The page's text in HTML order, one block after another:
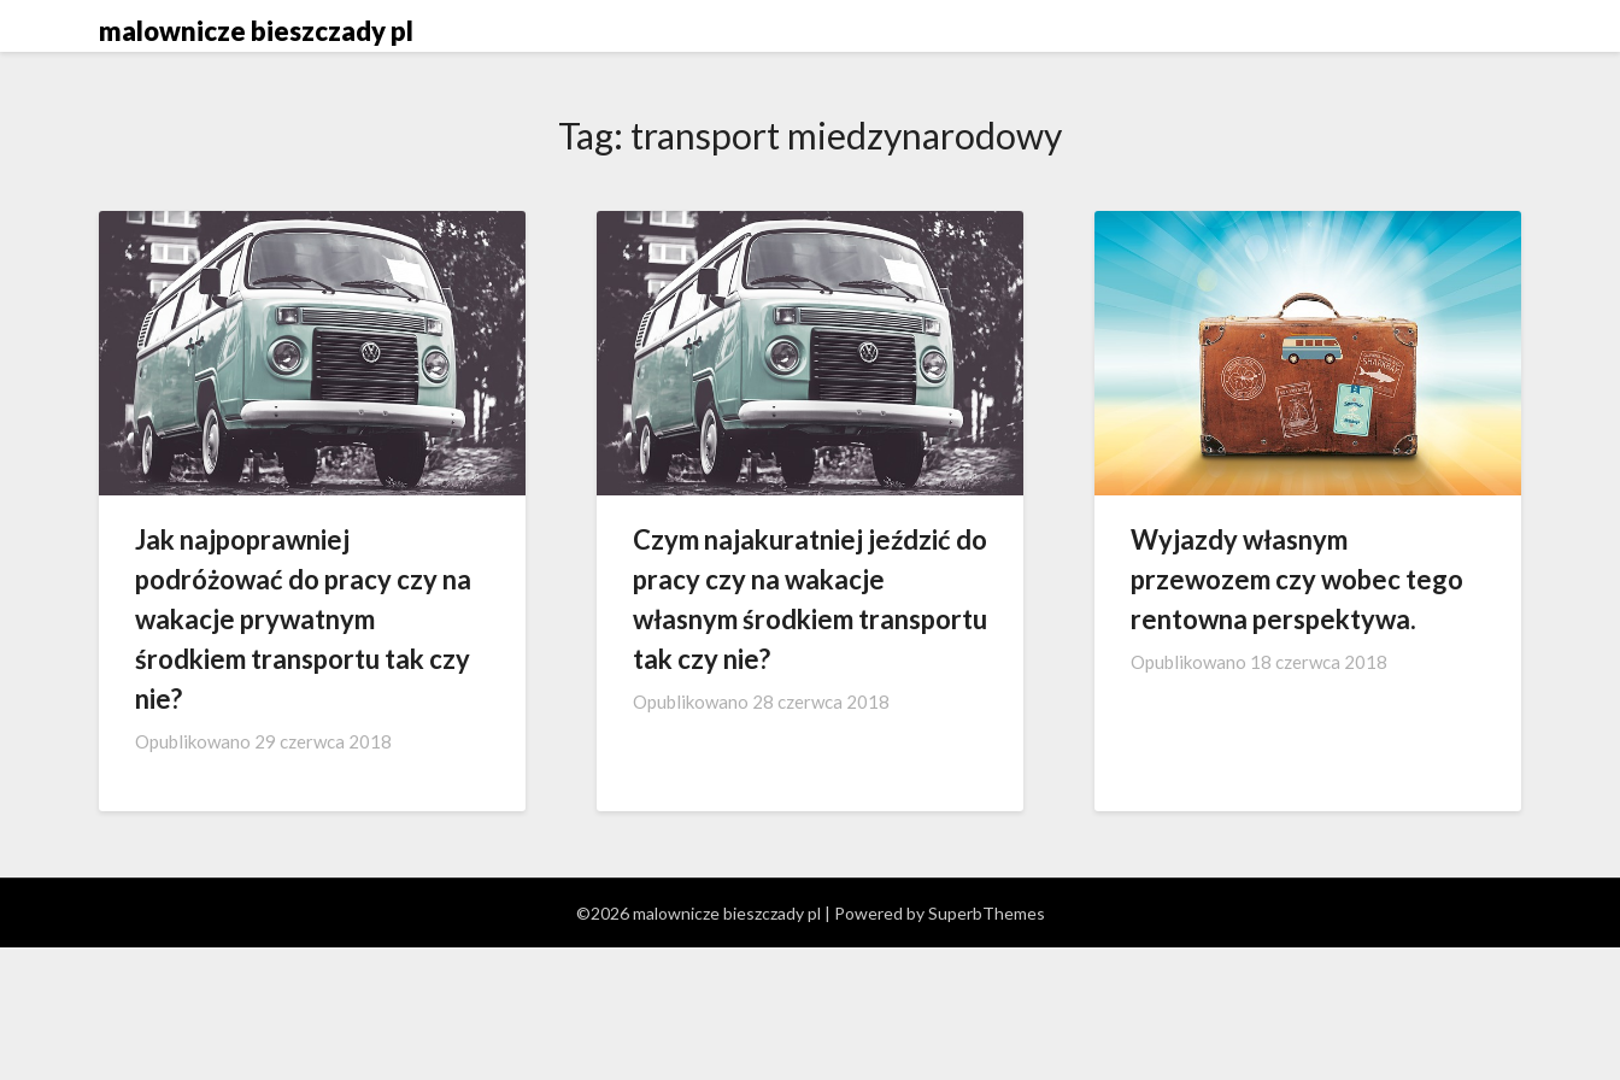
malownicze bieszczady pl
Tag: transport miedzynarodowy
Jak najpoprawniej
podróżować do pracy czy na
wakacje prywatnym
środkiem transportu tak czy
nie?
Opublikowano 29 czerwca 2018
Czym najakuratniej jeździć do
pracy czy na wakacje
własnym środkiem transportu
tak czy nie?
Opublikowano 28 czerwca 2018
Wyjazdy własnym
przewozem czy wobec tego
rentowna perspektywa.
Opublikowano 18 czerwca 2018
©2026 malownicze bieszczady pl | Powered bySuperbThemes